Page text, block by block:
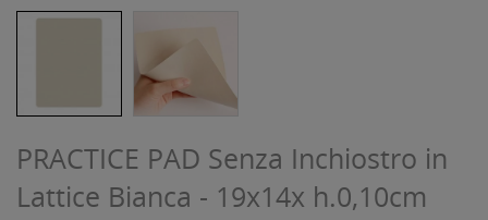
PRACTICE PAD Senza Inchiostro in
Lattice Bianca - 19x14x h.0,10cm